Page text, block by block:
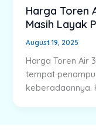
Harga Toren
Masih Layak
August 19, 2025
Harga Toren Air
tempat
keberadaannya.